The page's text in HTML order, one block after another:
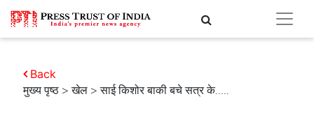
मुख्य पृष्ठ >खेल > साई किशोर बाकी बचे सत्र के.....
Back